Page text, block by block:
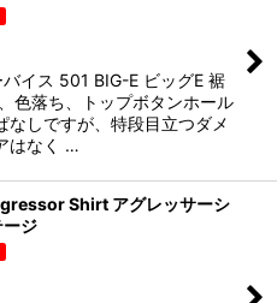
イス 501 BIG-E ビッグE 裾
色落ち、トップボタンホール
なしですが、特段目立つダメ
はなく …
Shirt アグレッサーシ
ジ